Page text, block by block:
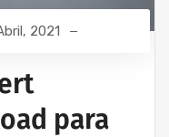
2021
para